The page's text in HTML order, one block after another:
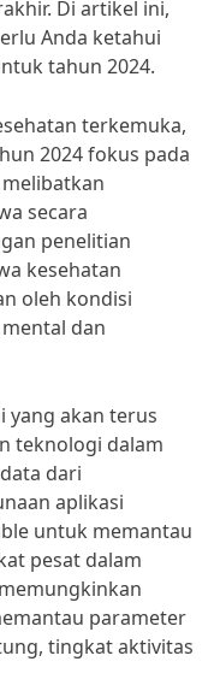
Di artikel ini,
Anda ketahui
tahun 2024.
terkemuka,
2024 fokus pada
secara
penelitian
kesehatan
oleh kondisi
dan
yang akan terus
teknologi dalam
dari
aplikasi
untuk memantau
pesat dalam
parameter
tingkat aktivitas